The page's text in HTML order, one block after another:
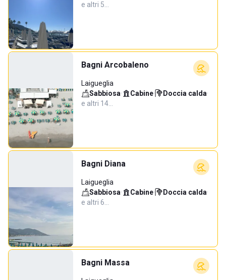
e altri 5…
Bagni Arcobaleno
Laigueglia
Sabbiosa· Cabine· Doccia calda·
e altri 14…
Bagni Diana
Laigueglia
Sabbiosa· Cabine· Doccia calda·
e altri 6…
Bagni Massa